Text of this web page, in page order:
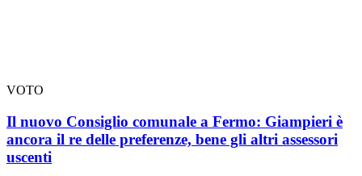
VOTO
Il nuovo Consiglio comunale a Fermo: Giampieri è
ancora il re delle preferenze, bene gli altri assessori
uscenti